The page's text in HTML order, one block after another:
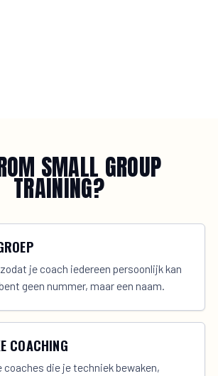
SMALL GROUP
TRAINING?
je coach iedereen persoonlijk kan
geen nummer, maar een naam.
COACHING
die je techniek bewaken,